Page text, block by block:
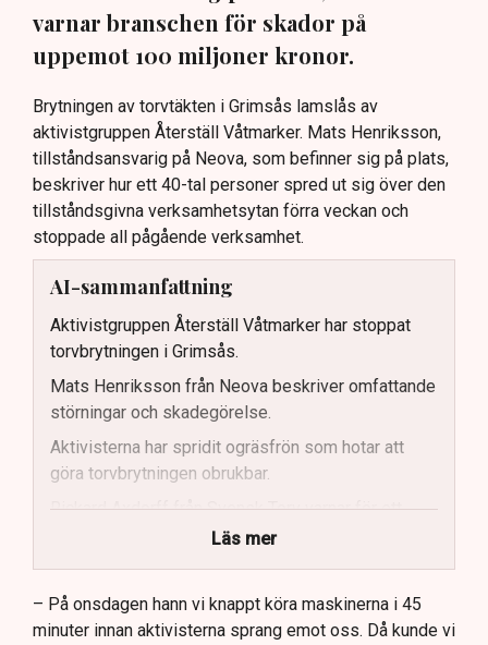
varnar branschen för skador på
uppemot 100 miljoner kronor.
Brytningen av torvtäkten i Grimsås lamslås av
aktivistgruppen Återställ Våtmarker. Mats Henriksson,
tillståndsansvarig på Neova, som befinner sig på plats,
beskriver hur ett 40-tal personer spred ut sig över den
tillståndsgivna verksamhetsytan förra veckan och
stoppade all pågående verksamhet.
AI-sammanfattning
Aktivistgruppen Återställ Våtmarker har stoppat
torvbrytningen i Grimsås.
Mats Henriksson från Neova beskriver omfattande
störningar och skadegörelse.
Aktivisterna har spridit ogräsfrön som hotar att
göra torvbrytningen obrukbar.
Rickard Axdorff från Svensk Torv varnar för ett
stort ekonomiskt sabotage.
Dialogpolisen på plats står maktlös inför
aktivisternas handlingar.
Frågor kvarstår om finansiering av illegal aktivism.
Läs mer
– På onsdagen hann vi knappt köra maskinerna i 45
minuter innan aktivisterna sprang emot oss. Då kunde vi